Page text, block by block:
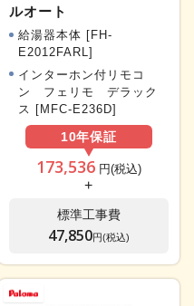
ルオート
給湯器本体 [FH-
E2012FARL]
インターホン付リモコ
ン フェリモ デラック
ス [MFC-E236D]
10年保証
173,536 円(税込)
+
標準工事費
47,850円(税込)